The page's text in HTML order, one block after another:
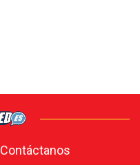
Contáctanos